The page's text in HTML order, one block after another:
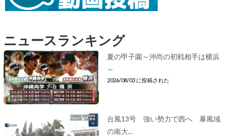
ニュースランキング
夏の甲子園～沖尚の初戦相手は横浜
～
2026/08/03 に投稿された
台風13号 強い勢力で西へ 暴風域
の南大...